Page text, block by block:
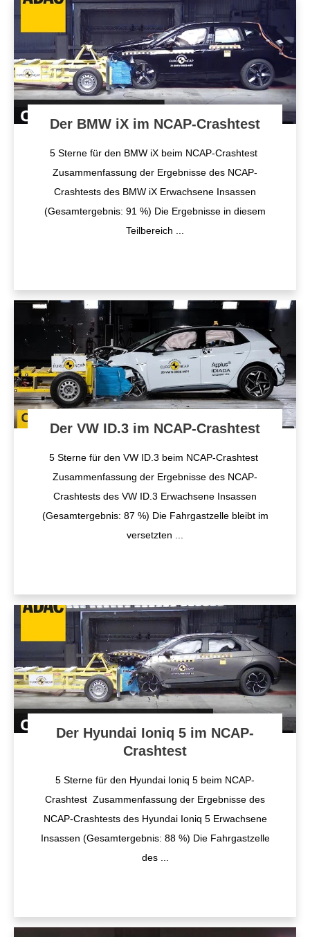
Der BMW iX im NCAP-Crashtest
5 Sterne für den BMW iX beim NCAP-Crashtest
Zusammenfassung der Ergebnisse des NCAP-
Crashtests des BMW iX Erwachsene Insassen
(Gesamtergebnis: 91 %) Die Ergebnisse in diesem
Teilbereich
Der VW ID.3 im NCAP-Crashtest
5 Sterne für den VW ID.3 beim NCAP-Crashtest
Zusammenfassung der Ergebnisse des NCAP-
Crashtests des VW ID.3 Erwachsene Insassen
(Gesamtergebnis: 87 %) Die Fahrgastzelle bleibt im
versetzten
Der Hyundai Ioniq 5 im NCAP-
Crashtest
5 Sterne für den Hyundai Ioniq 5 beim NCAP-
Crashtest Zusammenfassung der Ergebnisse des
NCAP-Crashtests des Hyundai Ioniq 5 Erwachsene
Insassen (Gesamtergebnis: 88 %) Die Fahrgastzelle
des